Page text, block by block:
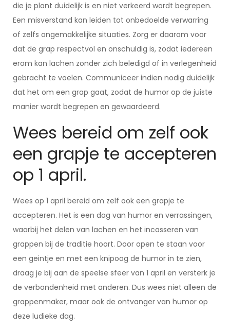
die je plant duidelijk is en niet verkeerd wordt begrepen.
Een misverstand kan leiden tot onbedoelde verwarring
of zelfs ongemakkelijke situaties. Zorg er daarom voor
dat de grap respectvol en onschuldig is, zodat iedereen
erom kan lachen zonder zich beledigd of in verlegenheid
gebracht te voelen. Communiceer indien nodig duidelijk
dat het om een grap gaat, zodat de humor op de juiste
manier wordt begrepen en gewaardeerd.
Wees bereid om zelf ook
een grapje te accepteren
op 1 april.
Wees op 1 april bereid om zelf ook een grapje te
accepteren. Het is een dag van humor en verrassingen,
waarbij het delen van lachen en het incasseren van
grappen bij de traditie hoort. Door open te staan voor
een geintje en met een knipoog de humor in te zien,
draag je bij aan de speelse sfeer van 1 april en versterk je
de verbondenheid met anderen. Dus wees niet alleen de
grappenmaker, maar ook de ontvanger van humor op
deze ludieke dag.